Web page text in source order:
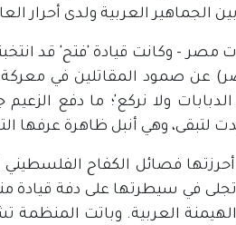
العربية ولدى أحرار
مصر - وكانت قيادة 'فتح' قد
عن صمود المقاتلين في معركة
ولا نركع'؛ ما دفع
لتبقى، وهي أنبل ظاهرة عرفها
فصائل الكفاح
والهيمنة العربية. وباتت